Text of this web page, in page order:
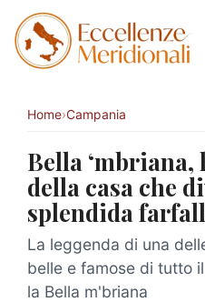
contenuto
Home›Campania
Bella
della casa che
splendida
La leggenda di una
belle e famose di tutto
la Bella m'briana